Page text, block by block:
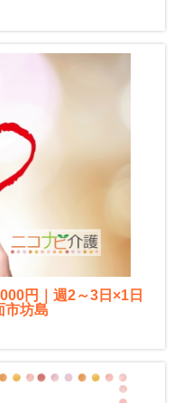
円｜週2～3日×1日
市坊島